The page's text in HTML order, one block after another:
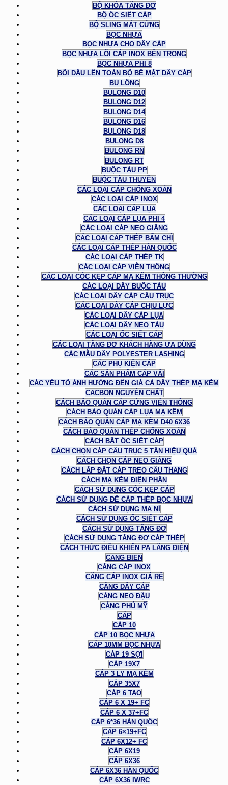
BỘ KHÓA TĂNG ĐƠ
BỘ ỐC SIẾT CÁP
BỘ SLING MẮT CỨNG
BỌC NHỰA
BỌC NHỰA CHO DÂY CÁP
BỌC NHỰA LÕI CÁP INOX BÊN TRONG
BỌC NHỰA PHI 8
BÔI DẦU LÊN TOÀN BỘ BỀ MẶT DÂY CÁP
BU LÔNG
BULONG D10
BULONG D12
BULONG D14
BULONG D16
BULONG D18
BULONG D8
BULONG RN
BULONG RT
BUỘC TÀU PP
BUỘC TÀU THUYỀN
CÁC LOẠI CÁP CHỐNG XOẮN
CÁC LOẠI CÁP INOX
CÁC LOẠI CÁP LỤA
CÁC LOẠI CÁP LỤA PHI 4
CÁC LOẠI CÁP NEO GIẰNG
CÁC LOẠI CÁP THÉP BẤM CHÌ
CÁC LOẠI CÁP THÉP HÀN QUỐC
CÁC LOẠI CÁP THÉP TK
CÁC LOẠI CÁP VIỄN THÔNG
CÁC LOẠI CÓC KẸP CÁP MẠ KẼM THÔNG THƯỜNG
CÁC LOẠI DÂY BUỘC TÀU
CÁC LOẠI DÂY CÁP CẨU TRỤC
CÁC LOẠI DÂY CÁP CHỊU LỰC
CÁC LOẠI DÂY CÁP LỤA
CÁC LOẠI DÂY NEO TÀU
CÁC LOẠI ỐC SIẾT CÁP
CÁC LOẠI TĂNG ĐƠ KHÁCH HÀNG ƯA DÙNG
CÁC MẪU DÂY POLYESTER LASHING
CÁC PHỤ KIỆN CÁP
CÁC SẢN PHẨM CÁP VẢI
CÁC YẾU TỐ ẢNH HƯỞNG ĐẾN GIÁ CẢ DÂY THÉP MẠ KẼM
CACBON NGUYÊN CHẤT
CÁCH BẢO QUẢN CÁP CỨNG VIỄN THÔNG
CÁCH BẢO QUẢN CÁP LỤA MẠ KẼM
CÁCH BẢO QUẢN CÁP MẠ KẼM D40 6X36
CÁCH BẢO QUẢN THÉP CHỐNG XOẮN
CÁCH BẮT ỐC SIẾT CÁP
CÁCH CHỌN CÁP CẦU TRỤC 5 TẤN HIỆU QUẢ
CÁCH CHỌN CÁP NEO GIẰNG
CÁCH LẮP ĐẶT CÁP TREO CẦU THANG
CÁCH MẠ KẼM ĐIỆN PHÂN
CÁCH SỬ DỤNG CÓC KẸP CÁP
CÁCH SỬ DỤNG ĐỂ CÁP THÉP BỌC NHỰA
CÁCH SỬ DỤNG MA NÍ
CÁCH SỬ DỤNG ỐC SIẾT CÁP
CÁCH SỬ DỤNG TĂNG ĐƠ
CÁCH SỬ DỤNG TĂNG ĐƠ CÁP THÉP
CÁCH THỨC ĐIỀU KHIỂN PA LĂNG ĐIỆN
CANG BIEN
CĂNG CÁP INOX
CĂNG CÁP INOX GIÁ RẺ
CĂNG DÂY CÁP
CẢNG NEO ĐẬU
CẢNG PHÚ MỸ
CÁP
CÁP 10
CÁP 10 BỌC NHỰA
CÁP 10MM BỌC NHỰA
CÁP 19 SỢI
CÁP 19X7
CÁP 3 LY MẠ KẼM
CÁP 35X7
CÁP 6 TAO
CÁP 6 X 19+ FC
CÁP 6 X 37+FC
CÁP 6*36 HÀN QUỐC
CÁP 6×19+FC
CÁP 6X12+ FC
CÁP 6X19
CÁP 6X36
CÁP 6X36 HÀN QUỐC
CÁP 6X36 IWRC